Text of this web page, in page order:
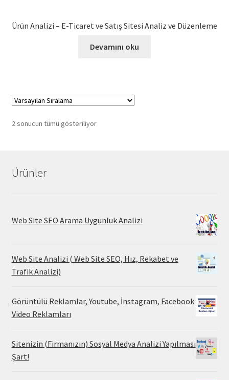
Ürün Analizi – E-Ticaret ve Satış Sitesi Analiz ve Düzenleme
Devamını oku
2 sonucun tümü gösteriliyor
Ürünler
Web Site SEO Arama Uygunluk Analizi
Web Site Analizi ( Web Site SEO, Hız, Rekabet ve
Trafik Analizi)
Görüntülü Reklamlar, Youtube, İnstagram, Facebook
Video Reklamları
Sitenizin (Firmanızın) Sosyal Medya Analizi Yapılması
Şart!